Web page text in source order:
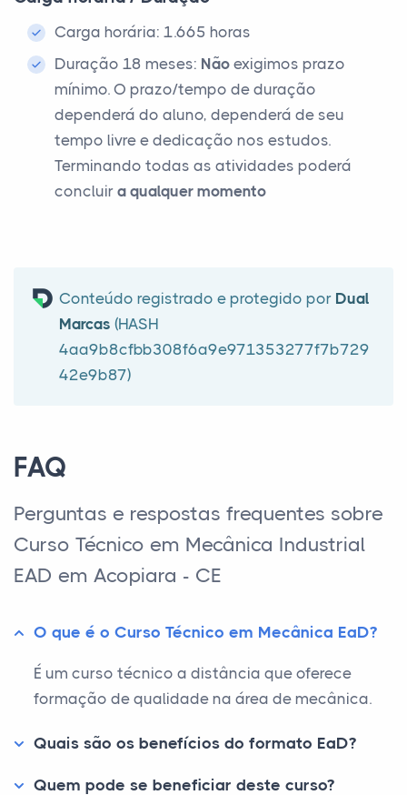
Carga horária: 1.665 horas
Duração 18 meses: Não exigimos prazo
mínimo. O prazo/tempo de duração
dependerá do aluno, dependerá de seu
tempo livre e dedicação nos estudos.
Terminando todas as atividades poderá
concluir a qualquer momento
Conteúdo registrado e protegido por Dual
Marcas (HASH
4aa9b8cfbb308f6a9e971353277f7b729
42e9b87)
FAQ
Perguntas e respostas frequentes sobre
Curso Técnico em Mecânica Industrial
EAD em Acopiara - CE
O que é o Curso Técnico em Mecânica EaD?
É um curso técnico a distância que oferece
formação de qualidade na área de mecânica.
Quais são os benefícios do formato EaD?
Quem pode se beneficiar deste curso?